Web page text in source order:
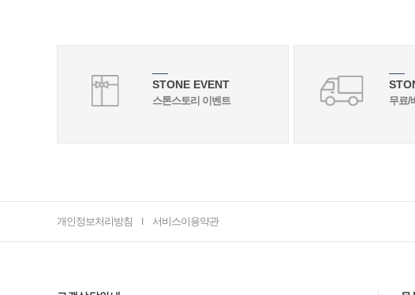
STONE EVENT
스톤스토리 이벤트 무료/
개인정보처리방침 서비스이용약관